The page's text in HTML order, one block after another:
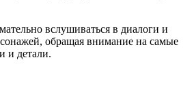
вслушиваться в диалоги и
обращая внимание на самые
и детали.